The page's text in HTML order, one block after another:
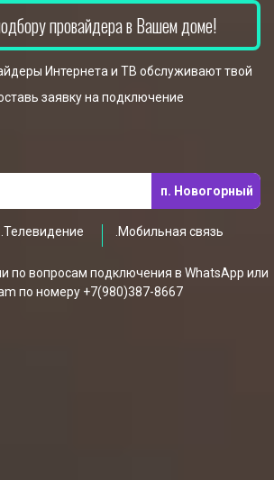
провайдера в Вашем доме!
Интернета и ТВ обслуживают твой
заявку на подключение
п. Новогорный
.Телевидение .Мобильная связь
по вопросам подключения в WhatsApp или
по номеру +7(980)387-8667